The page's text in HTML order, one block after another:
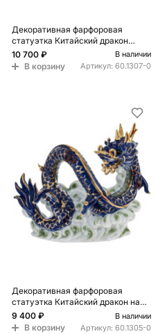
Декоративная фарфоровая
статуэтка Китайский дракон
Фуцанлун на облаке Белый
10 700 ₽ В наличии
В корзину Артикул: 60.1307-0
Декоративная фарфоровая
статуэтка Китайский дракон на
облаке Синий
9 400 ₽ В наличии
В корзину Артикул: 60.1305-0